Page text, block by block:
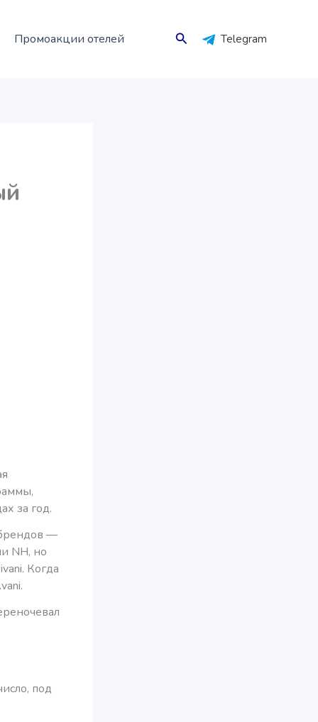
Промоакции отелей Поиск Telegram
за год.
—
NH, но
Когда
под